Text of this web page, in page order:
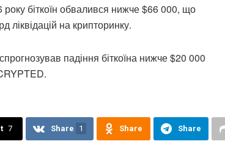
біткоїн обвалився нижче $66 000, що
на крипторинку.
падіння біткоїна нижче $20 000
7 Share 1 Share Share